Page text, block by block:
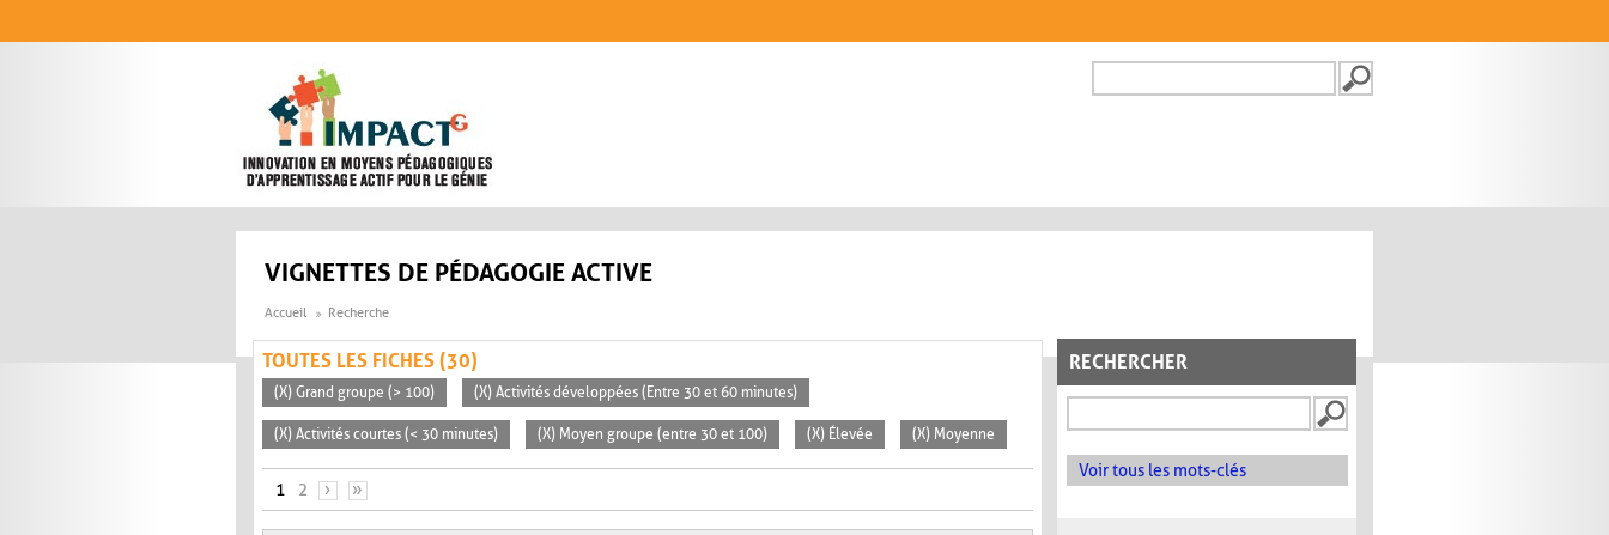
FORMULAIRE DE
VIGNETTES DE PÉDAGOGIE ACTIVE
Accueil Recherche
RECHERCHER
Voir tous les mots-clés
TOUTES LES FICHES (30)
(X) Grand groupe (> 100) (X) Activités développées (Entre 30 et 60 minutes)
(X) Activités courtes (< 30 minutes) (X) Moyen groupe (entre 30 et 100) (X) Élevée (X) Moyenne
PAGES
1 2 › »